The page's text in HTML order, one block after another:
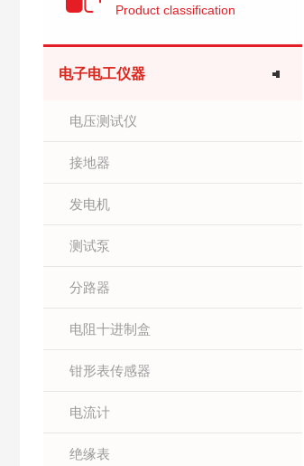
Product classification
电子电工仪器
电压测试仪
接地器
发电机
测试泵
分路器
电阻十进制盒
钳形表传感器
电流计
绝缘表